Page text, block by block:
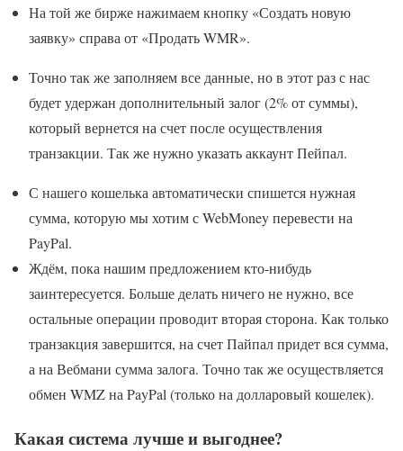
На той же бирже нажимаем кнопку «Создать новую
заявку» справа от «Продать WMR».
Точно так же заполняем все данные, но в этот раз с нас
будет удержан дополнительный залог (2% от суммы),
который вернется на счет после осуществления
транзакции. Так же нужно указать аккаунт Пейпал.
С нашего кошелька автоматически спишется нужная
сумма, которую мы хотим с WebMoney перевести на
PayPal.
Ждём, пока нашим предложением кто-нибудь
заинтересуется. Больше делать ничего не нужно, все
остальные операции проводит вторая сторона. Как только
транзакция завершится, на счет Пайпал придет вся сумма,
а на Вебмани сумма залога. Точно так же осуществляется
обмен WMZ на PayPal (только на долларовый кошелек).
Какая система лучше и выгоднее?